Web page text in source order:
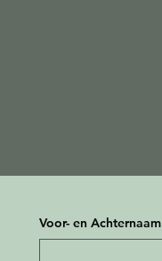
Voor- en Achternaam